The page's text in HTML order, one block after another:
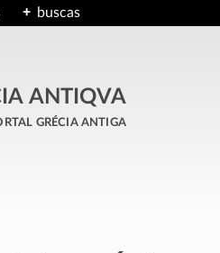
buscas
ANTIQVA
grécia antiga